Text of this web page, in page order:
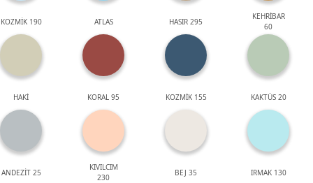
KOZMİK 190 ATLAS HASIR 295
KEHRİBAR
60
HAKİ KORAL 95 KOZMİK 155 KAKTÜS 20
ANDEZİT 25
KIVILCIM
230
BEJ 35 IRMAK 130